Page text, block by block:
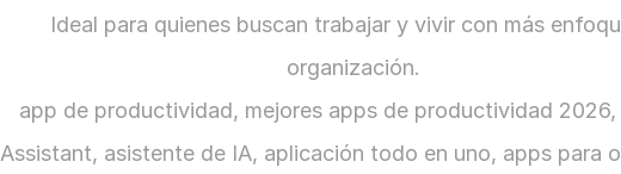
Ideal para quienes buscan trabajar y vivir con más
organización.
app de productividad, mejores apps de productividad 2026,
Assistant, asistente de IA, aplicación todo en uno, apps para